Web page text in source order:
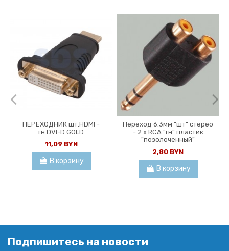
ПЕРЕХОДНИК шт.HDMI -
гн.DVI-D GOLD
11,09 BYN
В корзину
Переход 6.3мм "шт" стерео
- 2 x RCA "гн" пластик
"позолоченный"
2,80 BYN
В корзину
Подпишитесь на новости